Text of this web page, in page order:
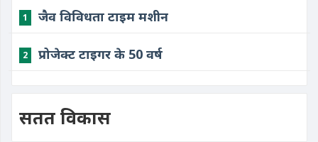
1 जैव विविधता टाइम मशीन
2 प्रोजेक्ट टाइगर के 50 वर्ष
सतत विकास